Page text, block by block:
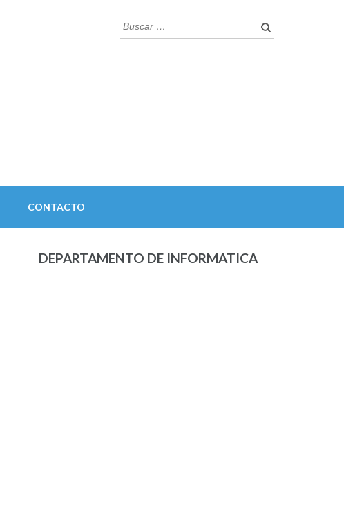
Buscar:
CONTACTO
DEPARTAMENTO DE INFORMATICA